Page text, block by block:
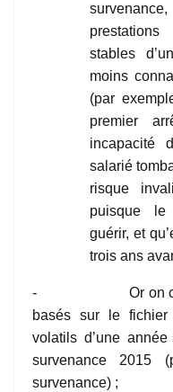
stables
moins
(par
premier
incapacité
salarié
risque
puisque le
guérir, et
trois ans
- Or on
basés sur le
volatils d’une
survenance 2015
survenance) ;